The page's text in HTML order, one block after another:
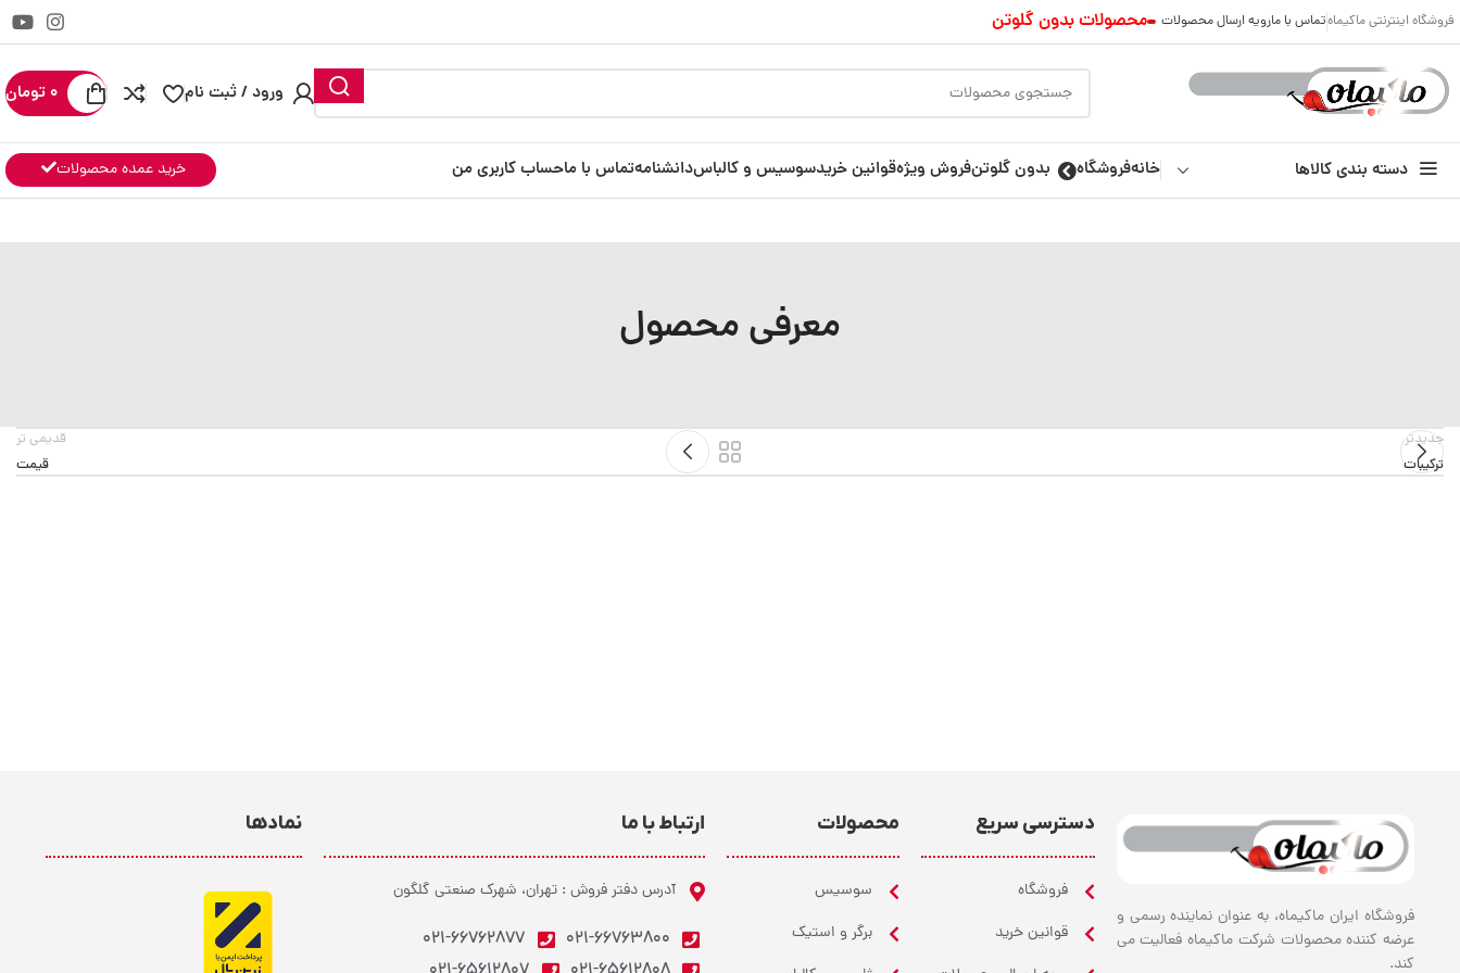
فروشگاه اینترنتی ماکیماهتماس با مارویه ارسال محصولات محصولات بدون گلوتن
ورود / ثبت نام 0 تومان
دسته بندی کالاها خانهفروشگاه بدون گلوتنفروش ویژهقوانین خریدسوسیس و کالباسدانشنامهتماس با ماحساب کاربری من خرید عمده محصولات
معرفی محصول
جدیدتر
ترکیبات
قدیمی تر
قیمت
فروشگاه ایران ماکیماه، به عنوان نماینده رسمی و
عرضه کننده محصولات شرکت ماکیماه فعالیت می
کند.
دسترسی سریع
فروشگاه
قوانین خرید
محصولات
سوسیس
برگر و استیک
ارتباط با ما
آدرس دفتر فروش : تهران، شهرک صنعتی گلگون
021-66763800
021-66762877
نمادها